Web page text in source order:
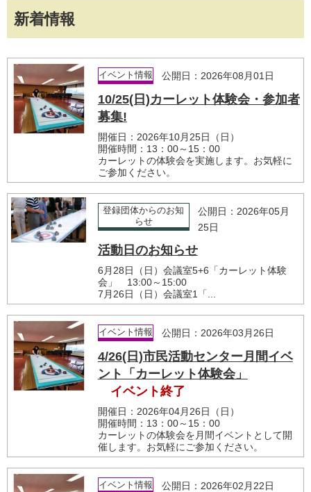
新着情報
イベント情報 公開日：2026年08月01日
10/25(日)カーレット体験会・参加者
募集!
開催日：2026年10月25日（日）
開催時間：13：00～15：00
カーレットの体験会を実施します。お気軽に
ご参加ください。
登録団体からのお知
らせ
公開日：2026年05月
25日
活動日のお知らせ
6月28日（日）会議室5+6「カーレット体験
会」 13:00～15:00
7月26日（日）会議室1「...
イベント情報 公開日：2026年03月26日
4/26(日)市民活動センター月間イベ
ント「カーレット体験会」
イベント終了
開催日：2026年04月26日（日）
開催時間：13：00～15：00
カーレットの体験会を月間イベントとして開
催します。お気軽にご参加ください。
イベント情報 公開日：2026年02月22日